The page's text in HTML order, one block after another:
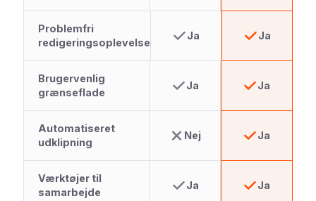
Problemfri
redigeringsoplevelse
Ja Ja
Brugervenlig
grænseflade
Ja Ja
Automatiseret
udklipning
Nej Ja
Værktøjer til
samarbejde
Ja Ja